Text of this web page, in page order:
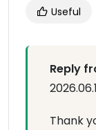
Useful
Reply
Thank